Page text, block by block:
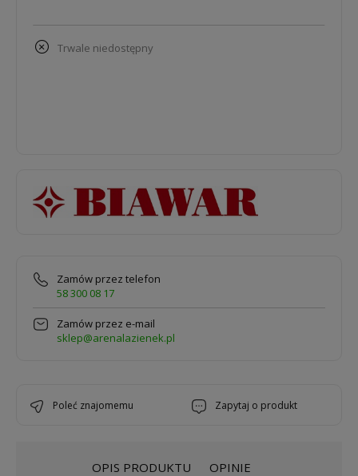
trwale niedostępny
Zamów przez telefon
58 300 08 17
Zamów przez e-mail
sklep@arenalazienek.pl
poleć znajomemu zapytaj o produkt
OPIS PRODUKTU OPINIE